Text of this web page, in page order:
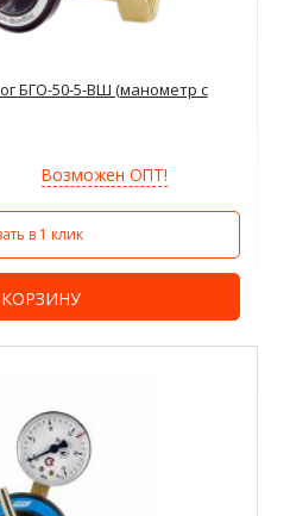
БГО-50-5-ВШ (манометр с
Возможен ОПТ!
в 1 клик